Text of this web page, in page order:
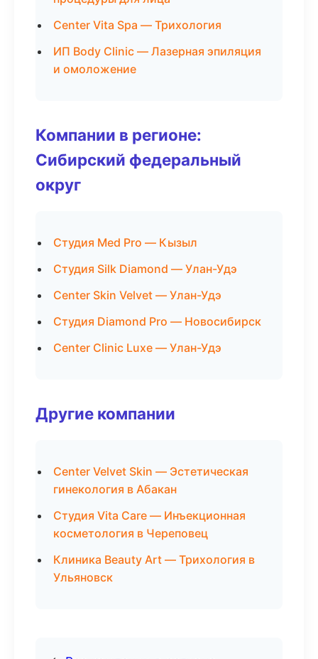
Center Vita Spa — Трихология
ИП Body Clinic — Лазерная эпиляция
и омоложение
Компании в регионе:
Сибирский федеральный
округ
Студия Med Pro — Кызыл
Студия Silk Diamond — Улан-Удэ
Center Skin Velvet — Улан-Удэ
Студия Diamond Pro — Новосибирск
Center Clinic Luxe — Улан-Удэ
Другие компании
Center Velvet Skin — Эстетическая
гинекология в Абакан
Студия Vita Care — Инъекционная
косметология в Череповец
Клиника Beauty Art — Трихология в
Ульяновск